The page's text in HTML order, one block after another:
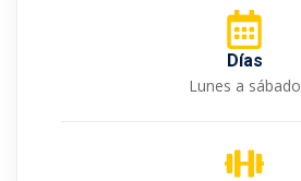
Días
Lunes a sábado